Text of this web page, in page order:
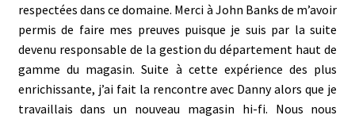
respectées dans ce domaine. Merci à John Banks de m’avoir
permis de faire mes preuves puisque je suis par la suite
devenu responsable de la gestion du département haut de
gamme du magasin. Suite à cette expérience des plus
enrichissante, j’ai fait la rencontre avec Danny alors que je
travaillais dans un nouveau magasin hi-fi. Nous nous